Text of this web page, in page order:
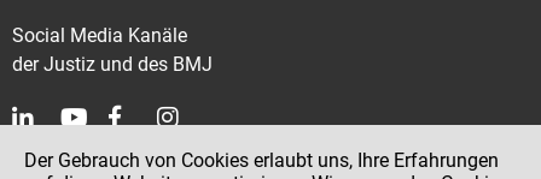
Social Media Kanäle
der Justiz und des BMJ
Kontakt
Der Gebrauch von Cookies erlaubt uns, Ihre Erfahrungen